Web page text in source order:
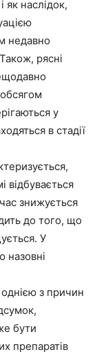
як наслідок,
недавно
рясні
у
в стадії
відбувається
знижується
до того, що
У
назовні
з причин
бути
препаратів